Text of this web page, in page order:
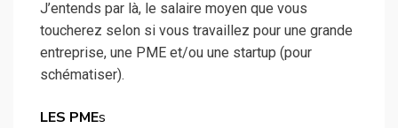
J’entends par là, le salaire moyen que vous
toucherez selon si vous travaillez pour une grande
entreprise, une PME et/ou une startup (pour
schématiser).
LES PMEs